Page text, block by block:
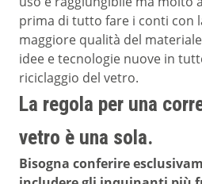
prima di tutto fare i conti con
maggiore qualità del
idee e tecnologie nuove in
riciclaggio del vetro.
La regola per una
vetro è una sola.
Bisogna conferire